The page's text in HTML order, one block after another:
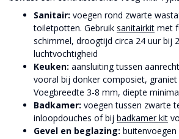
Sanitair: voegen rond zwarte
toiletpotten. Gebruik sanitairkit met
schimmel, droogtijd circa 24 uur bij
luchtvochtigheid
Keuken: aansluiting tussen
vooral bij donker composiet,
Voegbreedte 3-8 mm, diepte
Badkamer: voegen tussen zwarte
inloopdouches of bij badkamer kit
Gevel en beglazing: